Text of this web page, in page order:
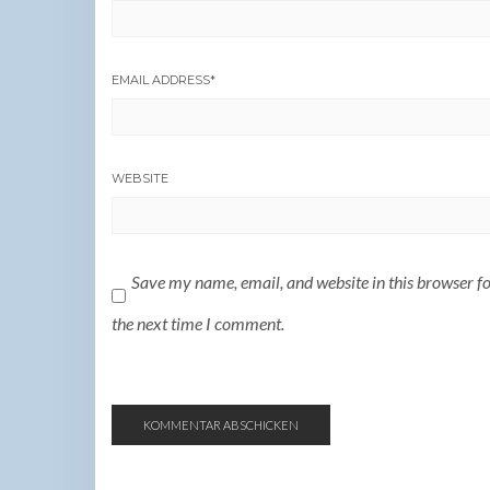
EMAIL ADDRESS*
WEBSITE
Save my name, email, and website in this browser
the next time I comment.